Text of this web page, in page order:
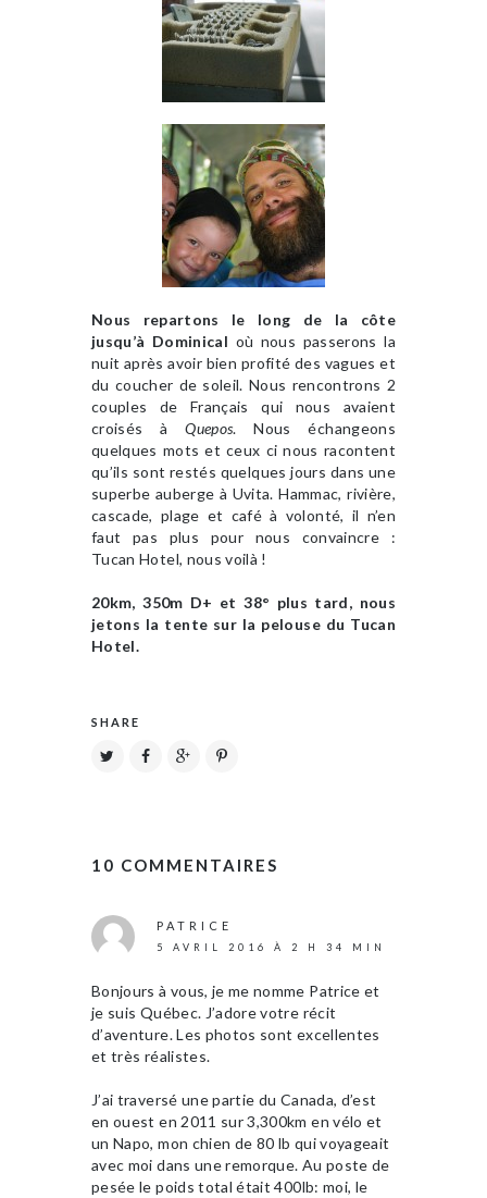
Nous repartons le long de la côte
jusqu’à Dominical où nous passerons la
nuit après avoir bien profité des vagues et
du coucher de soleil. Nous rencontrons 2
couples de Français qui nous avaient
croisés àQuepos. Nous échangeons
quelques mots et ceux ci nous racontent
qu’ils sont restés quelques jours dans une
superbe auberge à Uvita. Hammac, rivière,
cascade, plage et café à volonté, il n’en
faut pas plus pour nous convaincre :
Tucan Hotel, nous voilà !
20km, 350m D+ et 38° plus tard, nous
jetons la tente sur la pelouse du Tucan
Hotel.
SHARE
10 COMMENTAIRES
PATRICE
5 AVRIL 2016 À 2 H 34 MIN
Bonjours à vous, je me nomme Patrice et
je suis Québec. J’adore votre récit
d’aventure. Les photos sont excellentes
et très réalistes.
J’ai traversé une partie du Canada, d’est
en ouest en 2011 sur 3,300km en vélo et
un Napo, mon chien de 80 lb qui voyageait
avec moi dans une remorque. Au poste de
pesée le poids total était 400lb: moi, le